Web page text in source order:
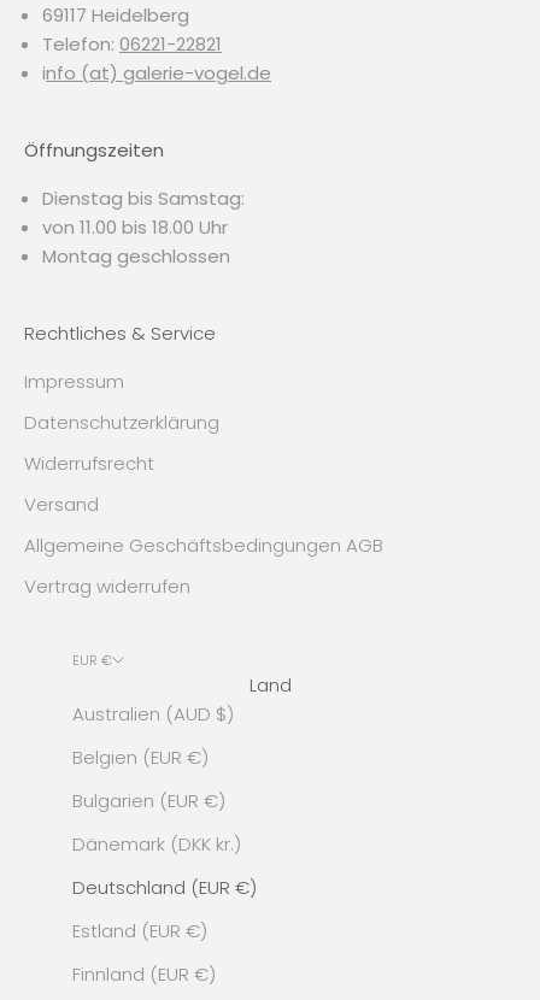
69117 Heidelberg
Telefon: 06221-22821
info (at) galerie-vogel.de
Öffnungszeiten
Dienstag bis Samstag:
von 11.00 bis 18.00 Uhr
Montag geschlossen
Rechtliches & Service
Impressum
Datenschutzerklärung
Widerrufsrecht
Versand
Allgemeine Geschäftsbedingungen AGB
Vertrag widerrufen
EUR €
Land
Australien (AUD $)
Belgien (EUR €)
Bulgarien (EUR €)
Dänemark (DKK kr.)
Deutschland (EUR €)
Estland (EUR €)
Finnland (EUR €)